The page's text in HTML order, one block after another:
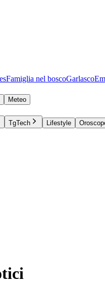
Famiglia nel boscoGarlasco
Meteo
TgTech Lifestyle